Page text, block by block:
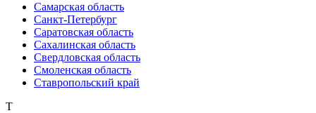
Самарская область
Санкт-Петербург
Саратовская область
Сахалинская область
Свердловская область
Смоленская область
Ставропольский край
Т